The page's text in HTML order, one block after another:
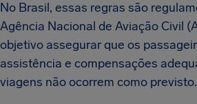
No Brasil, essas regras são
Agência Nacional de Aviação Civil
objetivo assegurar que os
assistência e compensações
viagens não ocorrem como previsto.